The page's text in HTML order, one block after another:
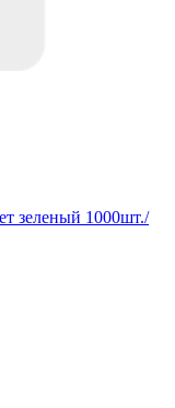
зеленый 1000шт./